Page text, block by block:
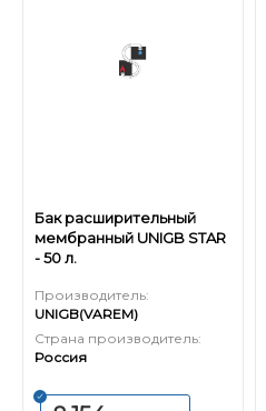
Бак расширительный
мембранный UNIGB STAR
- 50 л.
Производитель:
UNIGB(VAREM)
Страна производитель:
Россия